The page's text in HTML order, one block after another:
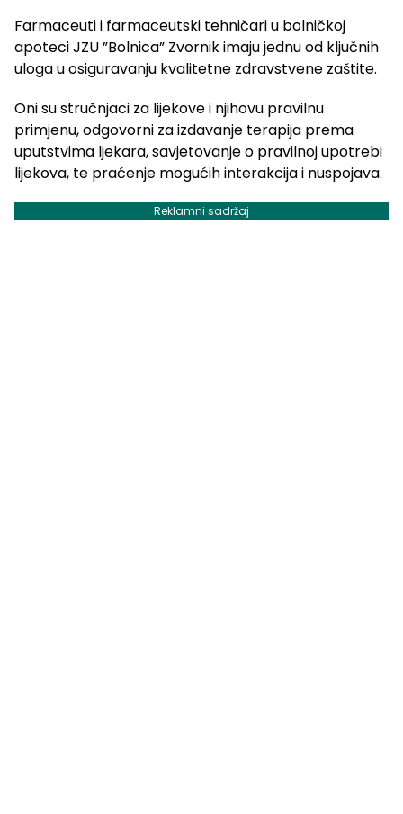
Farmaceuti i farmaceutski tehničari u bolničkoj
apoteci JZU ”Bolnica” Zvornik imaju jednu od ključnih
uloga u osiguravanju kvalitetne zdravstvene zaštite.
Oni su stručnjaci za lijekove i njihovu pravilnu
primjenu, odgovorni za izdavanje terapija prema
uputstvima ljekara, savjetovanje o pravilnoj upotrebi
lijekova, te praćenje mogućih interakcija i nuspojava.
Reklamni sadržaj